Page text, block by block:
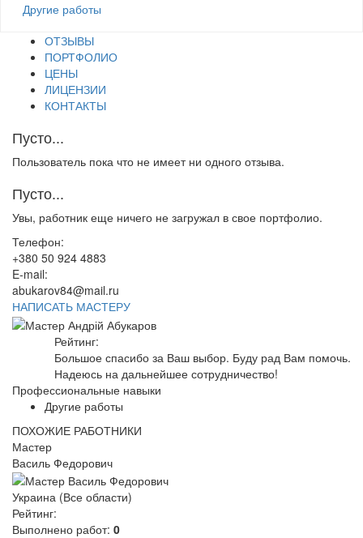
Другие работы
ОТЗЫВЫ
ПОРТФОЛИО
ЦЕНЫ
ЛИЦЕНЗИИ
КОНТАКТЫ
Пусто...
Пользователь пока что не имеет ни одного отзыва.
Пусто...
Увы, работник еще ничего не загружал в свое портфолио.
Телефон:
+380 50 924 4883
E-mail:
abukarov84@mail.ru
НАПИСАТЬ МАСТЕРУ
Рейтинг:
Большое спасибо за Ваш выбор. Буду рад Вам помочь.
Надеюсь на дальнейшее сотрудничество!
Профессиональные навыки
Другие работы
ПОХОЖИЕ РАБОТНИКИ
Мастер
Василь Федорович
Украина (Все области)
Рейтинг:
Выполнено работ: 0